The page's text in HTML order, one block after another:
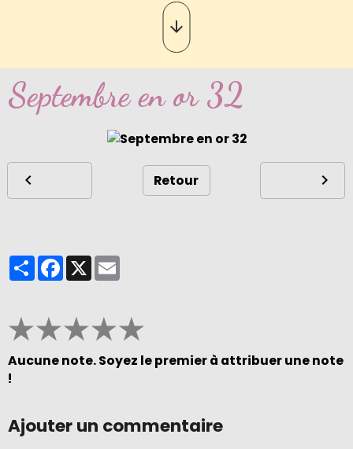
Septembre en or 32
Retour
PartagerFacebook
X
★★★★★
Aucune note. Soyez le premier à attribuer une note
!
Ajouter un commentaire